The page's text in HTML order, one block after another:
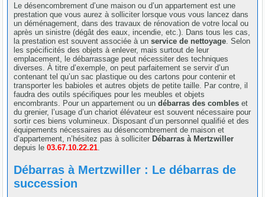
Le désencombrement d’une maison ou d’un appartement est une
prestation que vous aurez à solliciter lorsque vous vous lancez dans
un déménagement, dans des travaux de rénovation de votre local ou
après un sinistre (dégât des eaux, incendie, etc.). Dans tous les cas,
la prestation est souvent associée à unservice de nettoyage . Selon
les spécificités des objets à enlever, mais surtout de leur
emplacement, le débarrassage peut nécessiter des techniques
diverses. À titre d’exemple, on peut parfaitement se servir d’un
contenant tel qu’un sac plastique ou des cartons pour contenir et
transporter les babioles et autres objets de petite taille. Par contre, il
faudra des outils spécifiques pour les meubles et objets
encombrants. Pour un appartement ou undébarras des combles et
du grenier, l’usage d’un chariot élévateur est souvent nécessaire pour
sortir ces biens volumineux. Disposant d’un personnel qualifié et des
équipements nécessaires au désencombrement de maison et
d’appartement, n’hésitez pas à solliciter Débarras à Mertzwiller
depuis le03.67.10.22.21
Débarras à Mertzwiller : Le débarras de
succession